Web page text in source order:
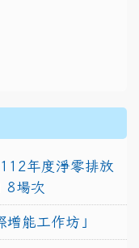
年度淨零排放
8場次
能工作坊」